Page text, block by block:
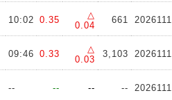
10:02 0.35
△
0.04
661
09:46 0.33
△
0.03
3,103
-- -- -- --